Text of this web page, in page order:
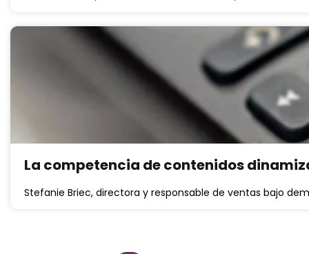
La competencia de contenidos
Stefanie Briec, directora y responsable de ventas bajo